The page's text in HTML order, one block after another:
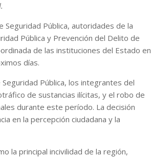
Seguridad Pública, autoridades de la
Pública y Prevención del Delito de
de las instituciones del Estado en
días.
Pública, los integrantes del
de sustancias ilícitas, y el robo de
durante este período. La decisión
en la percepción ciudadana y la
la principal incivilidad de la región,